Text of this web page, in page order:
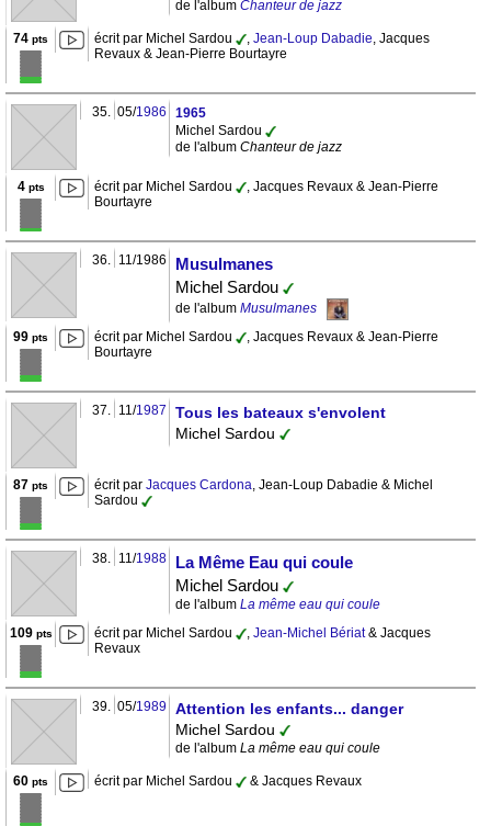
de l'album Chanteur de jazz
74 pts écrit par Michel Sardou , Jean-Loup Dabadie, Jacques
Revaux & Jean-Pierre Bourtayre
35. 05/1986
1965
Michel Sardou
de l'album Chanteur de jazz
4pts écrit par Michel Sardou
, Jacques Revaux & Jean-Pierre
Bourtayre
36. 11/1986
Musulmanes
Michel Sardou
de l'album Musulmanes
99 pts écrit par Michel Sardou
, Jacques Revaux & Jean-Pierre
Bourtayre
37. 11/1987
Tous les bateaux s'envolent
Michel Sardou
87 pts écrit par Jacques Cardona, Jean-Loup Dabadie & Michel
Sardou
38. 11/1988
La Même Eau qui coule
Michel Sardou
de l'album La même eau qui coule
109pts écrit par Michel Sardou , Jean-Michel Bériat& Jacques
Revaux
39. 05/1989
Attention les enfants... danger
Michel Sardou
de l'album La même eau qui coule
60 pts écrit par Michel Sardou & Jacques Revaux